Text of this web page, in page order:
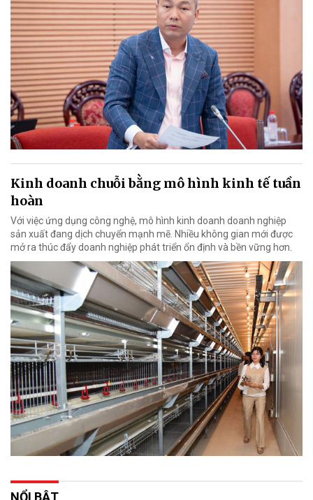
Kinh doanh chuỗi bằng mô hình kinh tế tuần
hoàn
Với việc ứng dụng công nghệ, mô hình kinh doanh doanh nghiệp
sản xuất đang dịch chuyển mạnh mẽ. Nhiều không gian mới được
mở ra thúc đẩy doanh nghiệp phát triển ổn định và bền vững hơn.
NỔI BẬT